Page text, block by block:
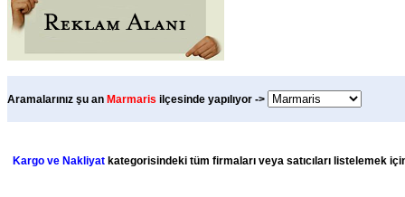
Aramalarınız şu an Marmaris ilçesinde yapılıyor ->
Kargo ve Nakliyat kategorisindeki tüm firmaları veya satıcıları listelemek